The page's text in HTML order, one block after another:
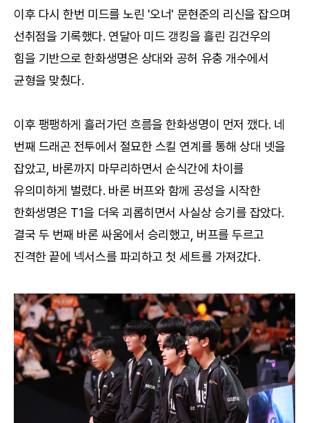
이후 다시 한번 미드를 노린 '오너' 문현준의 리신을 잡으며
선취점을 기록했다. 연달아 미드 갱킹을 흘린 김건우의
힘을 기반으로 한화생명은 상대와 공허 유충 개수에서
균형을 맞췄다.
이후 팽팽하게 흘러가던 흐름을 한화생명이 먼저 깼다. 네
번째 드래곤 전투에서 절묘한 스킬 연계를 통해 상대 넷을
잡았고, 바론까지 마무리하면서 순식간에 차이를
유의미하게 벌렸다. 바론 버프와 함께 공성을 시작한
한화생명은 T1을 더욱 괴롭히면서 사실상 승기를 잡았다.
결국 두 번째 바론 싸움에서 승리했고, 버프를 두르고
진격한 끝에 넥서스를 파괴하고 첫 세트를 가져갔다.